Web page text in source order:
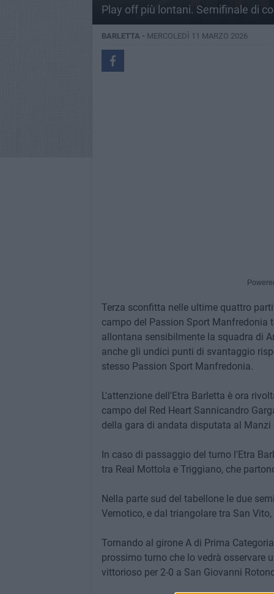
Play off più lontani. Semifinale di
BARLETTA - MERCOLEDÌ 11 MARZO 2026
Terza sconfitta nelle ultime quattro
campo del Passion Sport Manfredonia
allontana sensibilmente la squadra di
anche gli undici punti di svantaggio
stesso Passion Sport Manfredonia.
L'attenzione dell'Etra Barletta è ora
campo del Red Heart Sannicandro
della gara di andata disputata al Manzi
In caso di passaggio del turno l'Etra
tra Real Mottola e Triggiano, che
Nella parte sud del tabellone le due
Vernotico, e dal triangolare tra San
Tornando al girone A di Prima
prossimo turno che lo vedrà osservare
vittorioso per 2-0 a San Giovanni